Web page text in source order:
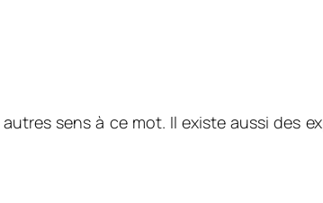
sens à ce mot. Il existe aussi des